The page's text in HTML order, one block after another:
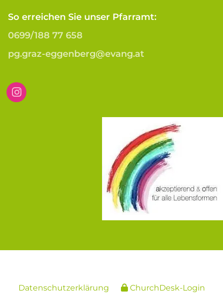
So erreichen Sie unser Pfarramt:
0699/188 77 658
pg.graz-eggenberg@evang.at
Datenschutzerklärung ChurchDesk-Login